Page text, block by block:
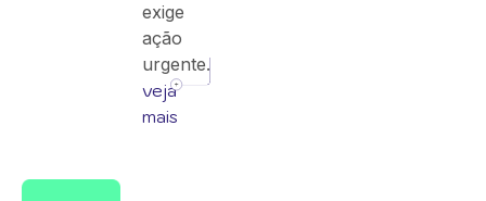
exige
ação
urgente.
veja
mais